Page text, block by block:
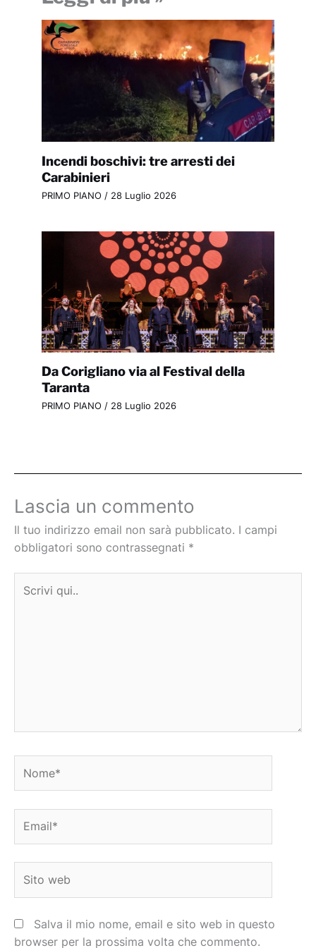
Incendi boschivi: tre arresti dei
Carabinieri
PRIMO PIANO / 28 Luglio 2026
Da Corigliano via al Festival della
Taranta
PRIMO PIANO / 28 Luglio 2026
Lascia un commento
Il tuo indirizzo email non sarà pubblicato. I campi
obbligatori sono contrassegnati *
qui..
web
Salva il mio nome, email e sito web in questo
browser per la prossima volta che commento.